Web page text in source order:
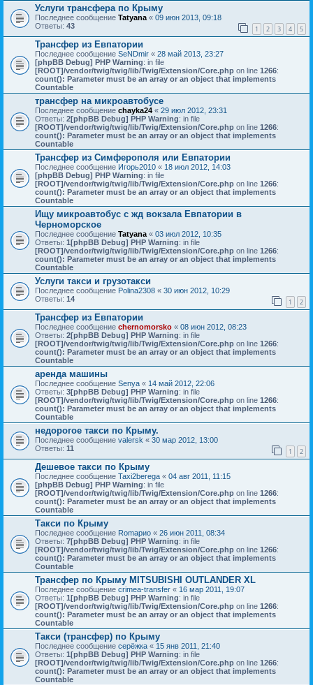
Услуги трансфера по Крыму
Последнее сообщение Tatyana « 09 июн 2013, 09:18
Ответы: 43 1 2 3 4 5
Трансфер из Евпатории
Последнее сообщение SeNDmir « 28 май 2013, 23:27
[phpBB Debug] PHP Warning: in file
[ROOT]/vendor/twig/twig/lib/Twig/Extension/Core.php on line 1266:
count(): Parameter must be an array or an object that implements
Countable
трансфер на микроавтобусе
Последнее сообщение chayka24 « 29 июл 2012, 23:31
Ответы: 2[phpBB Debug] PHP Warning: in file
[ROOT]/vendor/twig/twig/lib/Twig/Extension/Core.php on line 1266:
count(): Parameter must be an array or an object that implements
Countable
Трансфер из Симферополя или Евпатории
Последнее сообщение Игорь2010 « 18 июл 2012, 14:03
[phpBB Debug] PHP Warning: in file
[ROOT]/vendor/twig/twig/lib/Twig/Extension/Core.php on line 1266:
count(): Parameter must be an array or an object that implements
Countable
Ищу микроавтобус с жд вокзала Евпатории в
Черноморское
Последнее сообщение Tatyana « 03 июл 2012, 10:35
Ответы: 1[phpBB Debug] PHP Warning: in file
[ROOT]/vendor/twig/twig/lib/Twig/Extension/Core.php on line 1266:
count(): Parameter must be an array or an object that implements
Countable
Услуги такси и грузотакси
Последнее сообщение Polina2308 « 30 июн 2012, 10:29
Ответы: 14 1 2
Трансфер из Евпатории
Последнее сообщение chernomorsko « 08 июн 2012, 08:23
Ответы: 2[phpBB Debug] PHP Warning: in file
[ROOT]/vendor/twig/twig/lib/Twig/Extension/Core.php on line 1266:
count(): Parameter must be an array or an object that implements
Countable
аренда машины
Последнее сообщение Senya « 14 май 2012, 22:06
Ответы: 3[phpBB Debug] PHP Warning: in file
[ROOT]/vendor/twig/twig/lib/Twig/Extension/Core.php on line 1266:
count(): Parameter must be an array or an object that implements
Countable
недорогое такси по Крыму.
Последнее сообщение valersk « 30 мар 2012, 13:00
Ответы: 11 1 2
Дешевое такси по Крыму
Последнее сообщение Taxi2berega « 04 авг 2011, 11:15
[phpBB Debug] PHP Warning: in file
[ROOT]/vendor/twig/twig/lib/Twig/Extension/Core.php on line 1266:
count(): Parameter must be an array or an object that implements
Countable
Такси по Крыму
Последнее сообщение Romaрио « 26 июн 2011, 08:34
Ответы: 7[phpBB Debug] PHP Warning: in file
[ROOT]/vendor/twig/twig/lib/Twig/Extension/Core.php on line 1266:
count(): Parameter must be an array or an object that implements
Countable
Трансфер по Крыму MITSUBISHI OUTLANDER XL
Последнее сообщение crimea-transfer « 16 мар 2011, 19:07
Ответы: 1 [phpBB Debug] PHP Warning: in file
[ROOT]/vendor/twig/twig/lib/Twig/Extension/Core.php on line 1266:
count(): Parameter must be an array or an object that implements
Countable
Такси (трансфер) по Крыму
Последнее сообщение серёжка « 15 янв 2011, 21:40
Ответы: 1 [phpBB Debug] PHP Warning: in file
[ROOT]/vendor/twig/twig/lib/Twig/Extension/Core.php on line 1266:
count(): Parameter must be an array or an object that implements
Countable